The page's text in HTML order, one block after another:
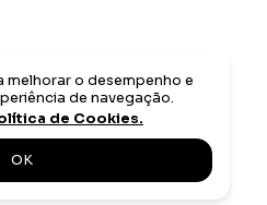
melhorar o desempenho e
de navegação.
de Cookies.
OK